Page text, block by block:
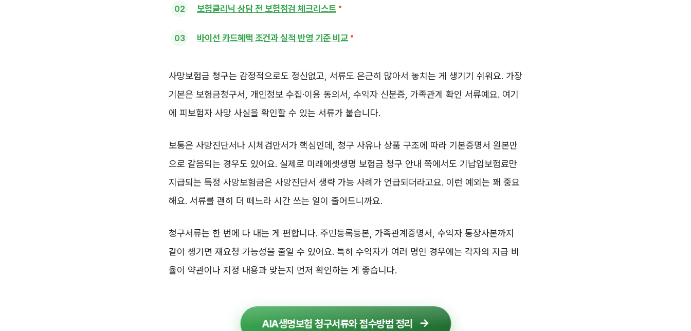
보험클리닉 상담 전 보험점검 체크리스트
바이선 카드혜택 조건과 실적 반영 기준 비교
사망보험금 청구는 감정적으로도 정신없고, 서류도 은근히 많아서 놓치는 게 생기기 쉬워요. 가장
기본은 보험금청구서, 개인정보 수집·이용 동의서, 수익자 신분증, 가족관계 확인 서류예요. 여기
에 피보험자 사망 사실을 확인할 수 있는 서류가 붙습니다.
보통은 사망진단서나 시체검안서가 핵심인데, 청구 사유나 상품 구조에 따라 기본증명서 원본만
으로 갈음되는 경우도 있어요. 실제로 미래에셋생명 보험금 청구 안내 쪽에서도 기납입보험료만
지급되는 특정 사망보험금은 사망진단서 생략 가능 사례가 언급되더라고요. 이런 예외는 꽤 중요
해요. 서류를 괜히 더 떼느라 시간 쓰는 일이 줄어드니까요.
청구서류는 한 번에 다 내는 게 편합니다. 주민등록등본, 가족관계증명서, 수익자 통장사본까지
같이 챙기면 재요청 가능성을 줄일 수 있어요. 특히 수익자가 여러 명인 경우에는 각자의 지급 비
율이 약관이나 지정 내용과 맞는지 먼저 확인하는 게 좋습니다.
AIA생명보험 청구서류와 접수방법 정리